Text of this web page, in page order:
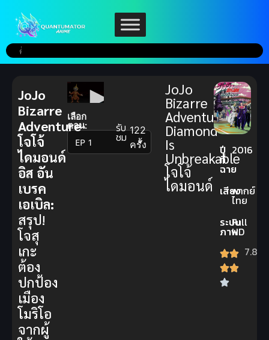
เลือก
ตอน:
▼
รับ
ชม 122
ครั้ง
JoJo
Bizarre
Adventure
Diamond
Is
Unbreakable
โจโจ้
ไดมอนด์
ปี
ที่
ฉาย
2016
เสียงพากย์
ไทย
ระบบ
ภาพ
Full
HD
7.8
JoJo
Bizarre
Adventure
โจโจ้
ไดมอนด์
อิส อัน
เบรค
เอเบิล:
สรุป!
โจสุ
เกะ
ต้อง
ปกป้อง
เมือง
โมริโอ
จากผู้